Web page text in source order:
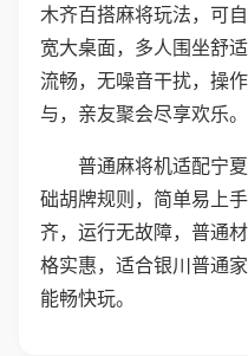
木齐百搭麻将玩法，可
宽大桌面，多人围坐舒
流畅，无噪音干扰，操
与，亲友聚会尽享欢乐。
普通麻将机适配宁
础胡牌规则，简单易上
齐，运行无故障，普通
格实惠，适合银川普通
能畅快玩。